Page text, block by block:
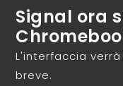
Signal ora
L'interfaccia
breve.